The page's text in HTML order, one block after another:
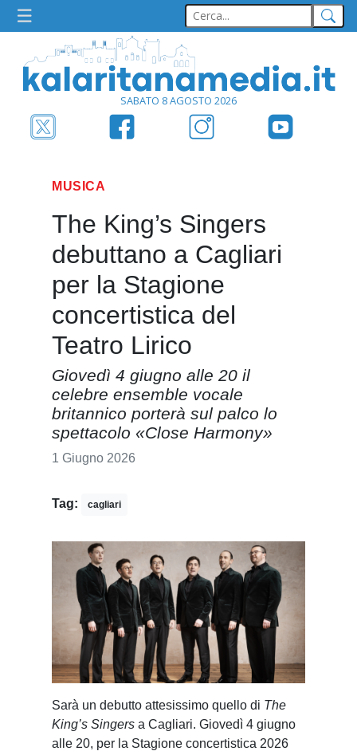
SABATO 8 AGOSTO 2026
MUSICA
The King’s Singers
debuttano a Cagliari
per la Stagione
concertistica del
Teatro Lirico
Giovedì 4 giugno alle 20 il
celebre ensemble vocale
britannico porterà sul palco lo
spettacolo «Close Harmony»
1 Giugno 2026
Tag: cagliari
Sarà un debutto attesissimo quello di The
King’s Singers a Cagliari. Giovedì 4 giugno
alle 20, per la Stagione concertistica 2026